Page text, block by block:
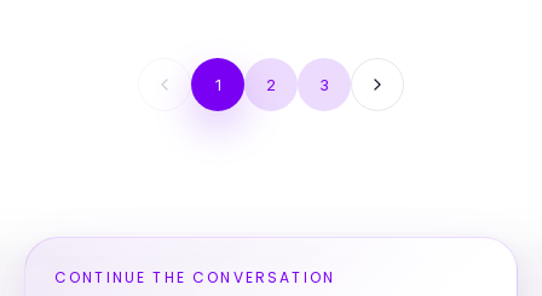
1 2 3
CONTINUE THE CONVERSATION